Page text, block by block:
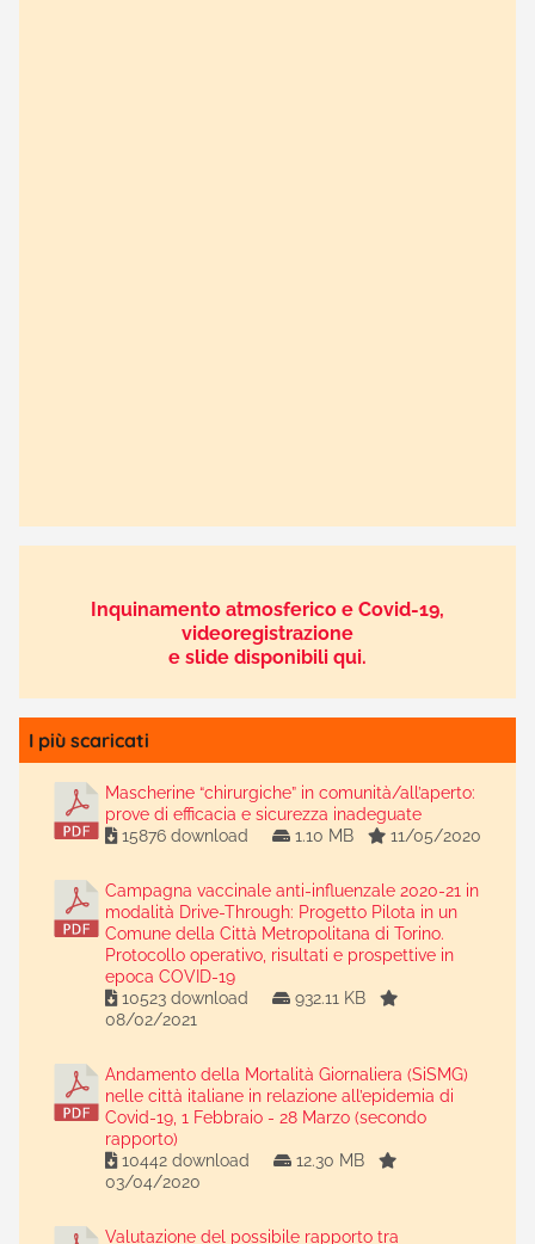
Inquinamento atmosferico e Covid-19,
videoregistrazione
e slide disponibili qui.
I più scaricati
Mascherine “chirurgiche” in comunità/all’aperto:
prove di efficacia e sicurezza inadeguate
15876 download
1.10 MB 11/05/2020
Campagna vaccinale anti-influenzale 2020-21 in
modalità Drive-Through: Progetto Pilota in un
Comune della Città Metropolitana di Torino.
Protocollo operativo, risultati e prospettive in
epoca COVID-19
10523 download
932.11 KB
08/02/2021
Andamento della Mortalità Giornaliera (SiSMG)
nelle città italiane in relazione all’epidemia di
Covid-19, 1 Febbraio - 28 Marzo (secondo
rapporto)
10442 download
12.30 MB
03/04/2020
Valutazione del possibile rapporto tra